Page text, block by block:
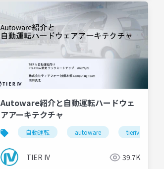
autoware riscv llvm
Autoware紹介と自動運転ハードウェ
アアーキテクチャ
自動運転 autoware tieriv
TIER IV 39.7K